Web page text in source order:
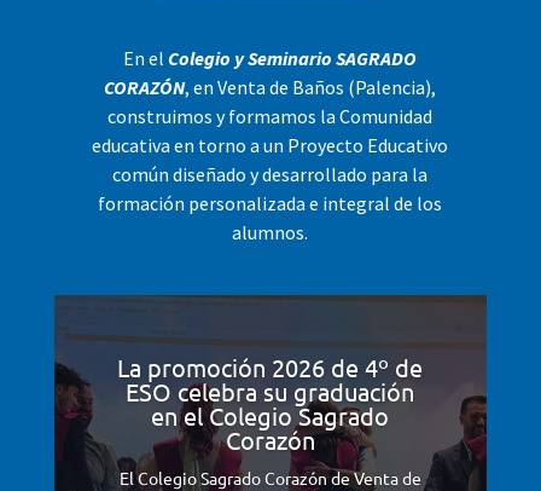
En el Colegio y Seminario SAGRADO
CORAZÓN, en Venta de Baños (Palencia),
construimos y formamos la Comunidad
educativa en torno a un Proyecto Educativo
común diseñado y desarrollado para la
formación personalizada e integral de los
alumnos.
La promoción 2026 de 4º de
ESO celebra su graduación
en el Colegio Sagrado
Corazón
El Colegio Sagrado Corazón de Venta de